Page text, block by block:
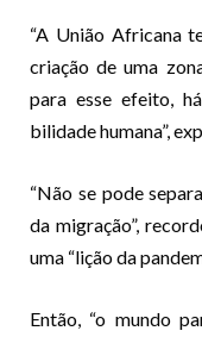
“A União Africana
criação de uma
para esse efeito,
bilidade humana”,
“Não se pode
da migração”,
uma “lição da
Então, “o mundo